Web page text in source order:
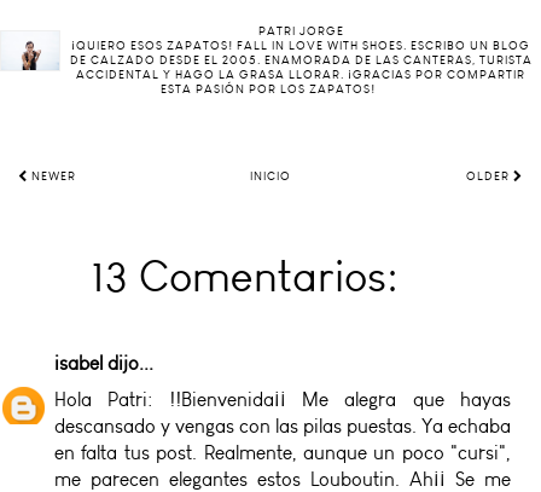
PATRI JORGE
¡QUIERO ESOS ZAPATOS! FALL IN LOVE WITH SHOES. ESCRIBO UN BLOG
DE CALZADO DESDE EL 2005. ENAMORADA DE LAS CANTERAS, TURISTA
ACCIDENTAL Y HAGO LA GRASA LLORAR. ¡GRACIAS POR COMPARTIR
ESTA PASIÓN POR LOS ZAPATOS!
NEWER INICIO OLDER
13 Comentarios:
isabel dijo...
Hola Patri: !!Bienvenida¡¡ Me alegra que hayas
descansado y vengas con las pilas puestas. Ya echaba
en falta tus post. Realmente, aunque un poco "cursi",
me parecen elegantes estos Louboutin. Ah¡¡ Se me